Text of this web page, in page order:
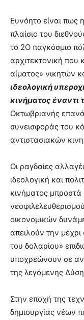
Ευνόητο είναι πως
πλαίσιο του
το 2Ο παγκόσμιο
αρχιτεκτονική που
αίματος» νικητών
ιδεολογική
κινήματος έναντι
Οκτωβριανής
συνεισφοράς του
αντιστασιακών
Οι ραγδαίες
ιδεολογική και
κινήματος
οικονομικών
απειλούν την
του δολαρίου»
υποχρεώνουν σε
της λεγόμενης
Στην εποχή της
δημιουργίας νέων